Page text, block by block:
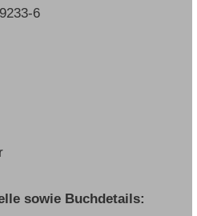
6
sowie Buchdetails: